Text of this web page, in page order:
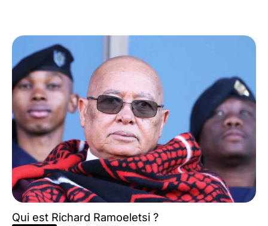
Qui est Richard Ramoeletsi ?